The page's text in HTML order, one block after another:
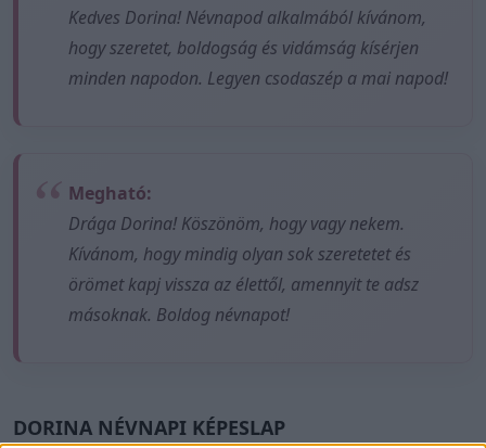
Kedves Dorina! Névnapod alkalmából kívánom,
hogy szeretet, boldogság és vidámság kísérjen
minden napodon. Legyen csodaszép a mai napod!
Megható:
Drága Dorina! Köszönöm, hogy vagy nekem.
Kívánom, hogy mindig olyan sok szeretetet és
örömet kapj vissza az élettől, amennyit te adsz
másoknak. Boldog névnapot!
DORINA NÉVNAPI KÉPESLAP